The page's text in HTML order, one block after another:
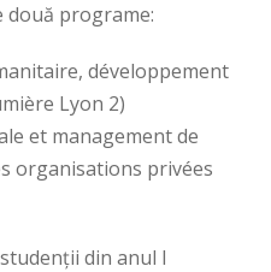
două programe:
développement
Lyon 2)
et management de
organisations privées
din anul I